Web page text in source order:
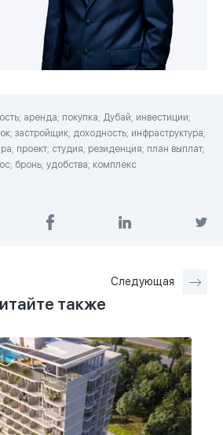
аренда; покупка; Дубай; инвестиции;
застройщик; доходность; инфраструктура;
проект; студия; резиденция; план выплат;
бронь; удобства; комплекс
Следующая
также